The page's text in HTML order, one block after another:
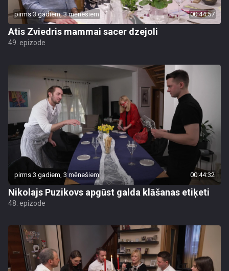
pirms 3 gadiem, 3 mēnešiem 00:44:57
Atis Zviedris mammai sacer dzejoli
49. epizode
pirms 3 gadiem, 3 mēnešiem 00:44:32
Nikolajs Puzikovs apgūst galda klāšanas etiķeti
48. epizode